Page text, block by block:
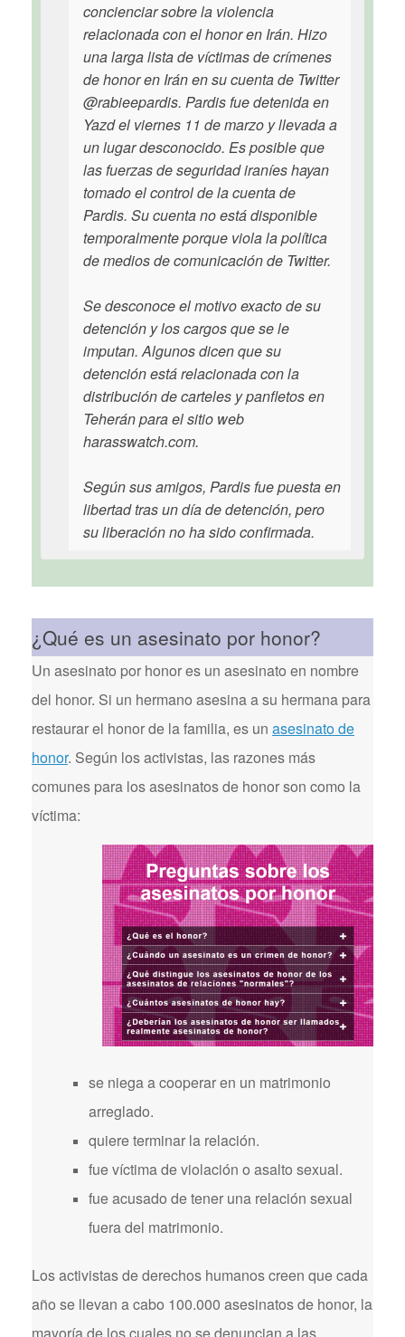
concienciar sobre la violencia
relacionada con el honor en Irán. Hizo
una larga lista de víctimas de crímenes
de honor en Irán en su cuenta de Twitter
@rabieepardis. Pardis fue detenida en
Yazd el viernes 11 de marzo y llevada a
un lugar desconocido. Es posible que
las fuerzas de seguridad iraníes hayan
tomado el control de la cuenta de
Pardis. Su cuenta no está disponible
temporalmente porque viola la política
de medios de comunicación de Twitter.
Se desconoce el motivo exacto de su
detención y los cargos que se le
imputan. Algunos dicen que su
detención está relacionada con la
distribución de carteles y panfletos en
Teherán para el sitio web
harasswatch.com.
Según sus amigos, Pardis fue puesta en
libertad tras un día de detención, pero
su liberación no ha sido confirmada.
¿Qué es un asesinato por honor?
Un asesinato por honor es un asesinato en nombre
del honor. Si un hermano asesina a su hermana para
restaurar el honor de la familia, es un asesinato de
honor. Según los activistas, las razones más
comunes para los asesinatos de honor son como la
víctima:
se niega a cooperar en un matrimonio
arreglado.
quiere terminar la relación.
fue víctima de violación o asalto sexual.
fue acusado de tener una relación sexual
fuera del matrimonio.
Los activistas de derechos humanos creen que cada
año se llevan a cabo 100.000 asesinatos de honor, la